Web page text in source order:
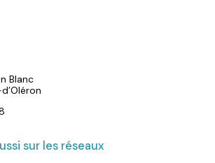
Blanc
sur les réseaux